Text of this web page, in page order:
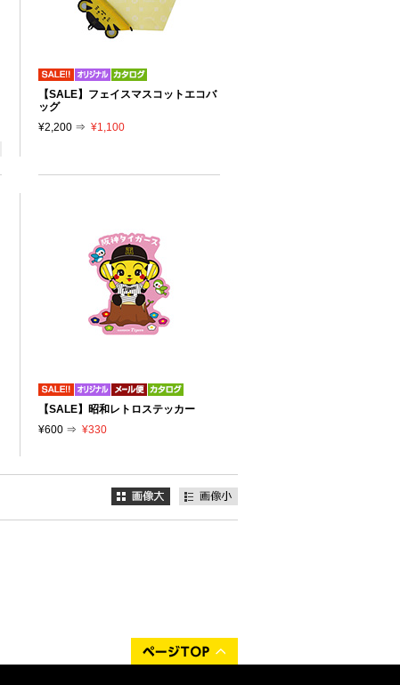
【SALE】フェイスマスコットエコバ
ッグ
¥2,200 ⇒ ¥1,100
【SALE】昭和レトロステッカー
¥600 ⇒ ¥330